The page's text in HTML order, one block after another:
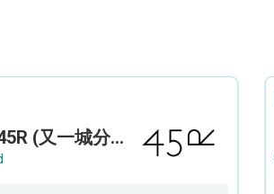
【全職】45R (又一城分店) Sales Operation Assistant 銷售營運助理【永久保證佣金+新人獎金$3,000】